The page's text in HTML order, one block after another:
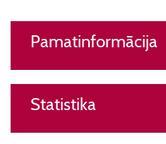
Pamatinformācija
Statistika